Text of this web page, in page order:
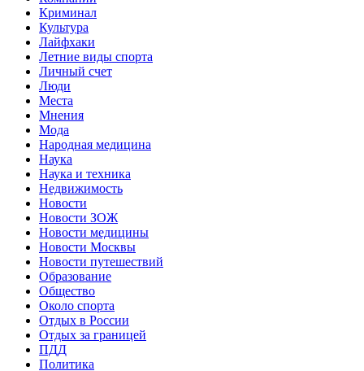
Криминал
Культура
Лайфхаки
Летние виды спорта
Личный счет
Люди
Места
Мнения
Мода
Народная медицина
Наука
Наука и техника
Недвижимость
Новости
Новости ЗОЖ
Новости медицины
Новости Москвы
Новости путешествий
Образование
Общество
Около спорта
Отдых в России
Отдых за границей
ПДД
Политика